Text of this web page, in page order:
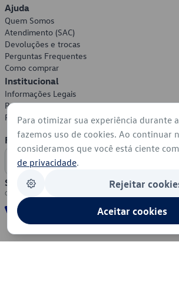
Ajuda
Quem Somos
Atendimento (SAC)
Devoluções e trocas
Perguntas Frequentes
Como comprar
Institucional
Informações Legais
Política de Privacidade
Política de Cookies
Formas de Pagamento
Segurança
Para otimizar sua experiência durante
fazemos uso de cookies. Ao continuar
consideramos que você está ciente
de privacidade.
Rejeitar
Aceitar cookies